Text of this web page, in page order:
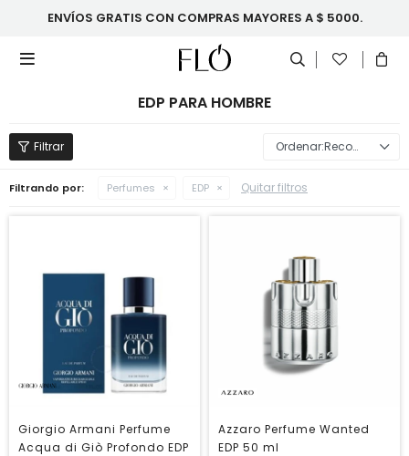
ENVÍOS GRATIS CON COMPRAS MAYORES A $ 5000.

EDP PARA HOMBRE
Recomendados
Filtrando por: Perfumes EDP Quitar filtros
Giorgio Armani Perfume
Acqua di Giò Profondo EDP
Azzaro Perfume Wanted
EDP 50 ml